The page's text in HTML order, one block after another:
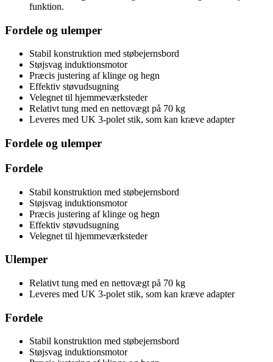
funktion.
Fordele og ulemper
Stabil konstruktion med støbejernsbord
Støjsvag induktionsmotor
Præcis justering af klinge og hegn
Effektiv støvudsugning
Velegnet til hjemmeværksteder
Relativt tung med en nettovægt på 70 kg
Leveres med UK 3-polet stik, som kan kræve adapter
Fordele og ulemper
Fordele
Stabil konstruktion med støbejernsbord
Støjsvag induktionsmotor
Præcis justering af klinge og hegn
Effektiv støvudsugning
Velegnet til hjemmeværksteder
Ulemper
Relativt tung med en nettovægt på 70 kg
Leveres med UK 3-polet stik, som kan kræve adapter
Fordele
Stabil konstruktion med støbejernsbord
Støjsvag induktionsmotor